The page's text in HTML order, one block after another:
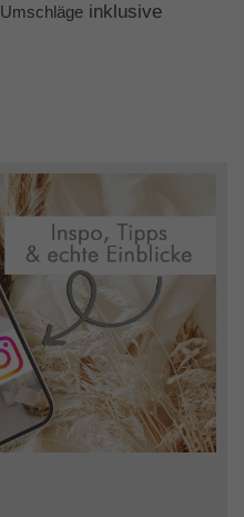
Umschläge inklusive